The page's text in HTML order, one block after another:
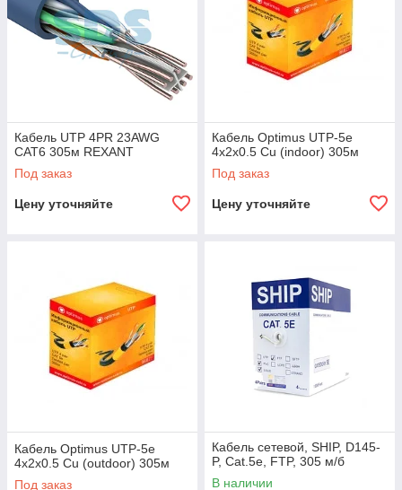
Кабель UTP 4PR 23AWG
CAT6 305м REXANT
Под заказ
Цену уточняйте
Кабель Optimus UTP-5e
4x2x0.5 Cu (indoor) 305м
Под заказ
Цену уточняйте
Кабель Optimus UTP-5e
4x2x0.5 Cu (outdoor) 305м
Под заказ
Кабель сетевой, SHIP, D145-
P, Cat.5e, FTP, 305 м/б
В наличии